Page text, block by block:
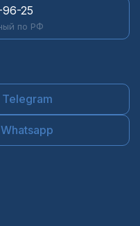
25
по РФ
Telegram